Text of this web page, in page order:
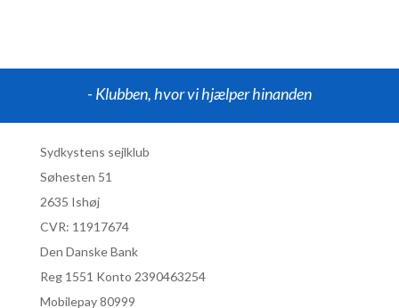
- Klubben, hvor vi hjælper hinanden
Sydkystens sejlklub
Søhesten 51
2635 Ishøj
CVR: 11917674
Den Danske Bank
Reg 1551 Konto 2390463254
Mobilepay 80999